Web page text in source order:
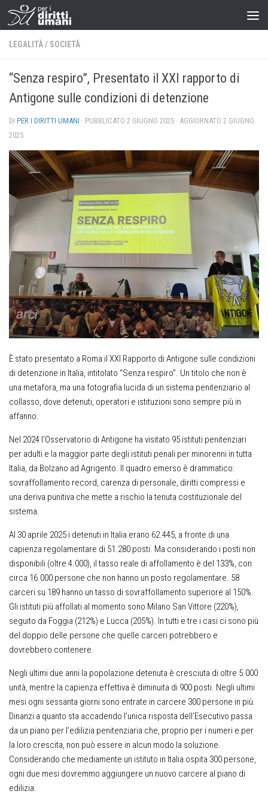
LEGALITÀ/ SOCIETÀ
“Senza respiro”, Presentato il XXI rapporto di
Antigone sulle condizioni di detenzione
DI PER I DIRITTI UMANI · PUBBLICATO 2 GIUGNO 2025 · AGGIORNATO 2 GIUGNO
2025
È stato presentato a Roma il XXI Rapporto di Antigone sulle condizioni
di detenzione in Italia, intitolato “Senza respiro”. Un titolo che non è
una metafora, ma una fotografia lucida di un sistema penitenziario al
collasso, dove detenuti, operatori e istituzioni sono sempre più in
affanno.
Nel 2024 l’Osservatorio di Antigone ha visitato 95 istituti penitenziari
per adulti e la maggior parte degli istituti penali per minorenni in tutta
Italia, da Bolzano ad Agrigento. Il quadro emerso è drammatico:
sovraffollamento record, carenza di personale, diritti compressi e
una deriva punitiva che mette a rischio la tenuta costituzionale del
sistema.
Al 30 aprile 2025 i detenuti in Italia erano 62.445, a fronte di una
capienza regolamentare di 51.280 posti. Ma considerando i posti non
disponibili (oltre 4.000), il tasso reale di affollamento è del 133%, con
circa 16.000 persone che non hanno un posto regolamentare. 58
carceri su 189 hanno un tasso di sovraffollamento superiore al 150%.
Gli istituti più affollati al momento sono Milano San Vittore (220%),
seguito da Foggia (212%) e Lucca (205%). In tutti e tre i casi ci sono più
del doppio delle persone che quelle carceri potrebbero e
dovrebbero contenere.
Negli ultimi due anni la popolazione detenuta è cresciuta di oltre 5.000
unità, mentre la capienza effettiva è diminuita di 900 posti. Negli ultimi
mesi ogni sessanta giorni sono entrate in carcere 300 persone in più.
Dinanzi a quanto sta accadendo l’unica risposta dell’Esecutivo passa
da un piano per l’edilizia penitenziaria che, proprio per i numeri e per
la loro crescita, non può essere in alcun modo la soluzione.
Considerando che mediamente un istituto in Italia ospita 300 persone,
ogni due mesi dovremmo aggiungere un nuovo carcere al piano di
edilizia.